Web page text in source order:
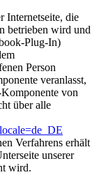
Internetseite, die
betrieben wird und
Plug-In)
Person
veranlasst,
von
über alle
Verfahrens erhält
unserer
wird.